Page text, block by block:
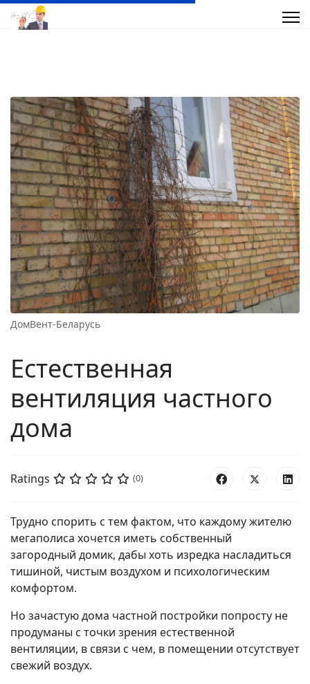
ДомВент-Беларусь
Естественная
вентиляция частного
дома
Ratings (0)
Трудно спорить с тем фактом, что каждому жителю
мегаполиса хочется иметь собственный
загородный домик, дабы хоть изредка насладиться
тишиной, чистым воздухом и психологическим
комфортом.
Но зачастую дома частной постройки попросту не
продуманы с точки зрения естественной
вентиляции, в связи с чем, в помещении отсутствует
свежий воздух.